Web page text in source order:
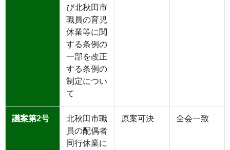
び北秋田市
職員の育児
休業等に関
する条例の
一部を改正
する条例の
制定につい
て
議案第2号
北秋田市職
員の配偶者
同行休業に
原案可決 全会一致